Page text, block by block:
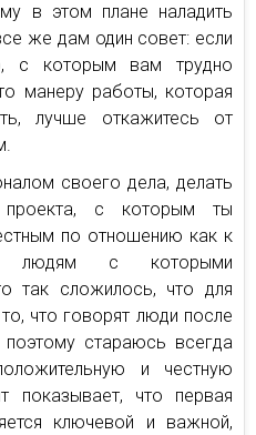
в этом плане наладить
же дам один совет: если
с которым вам трудно
манеру работы, которая
лучше откажитесь от
своего дела, делать
с которым ты
по отношению как к
с которыми
так сложилось, что для
что говорят люди после
стараюсь всегда
и честную
показывает, что первая
ключевой и важной,